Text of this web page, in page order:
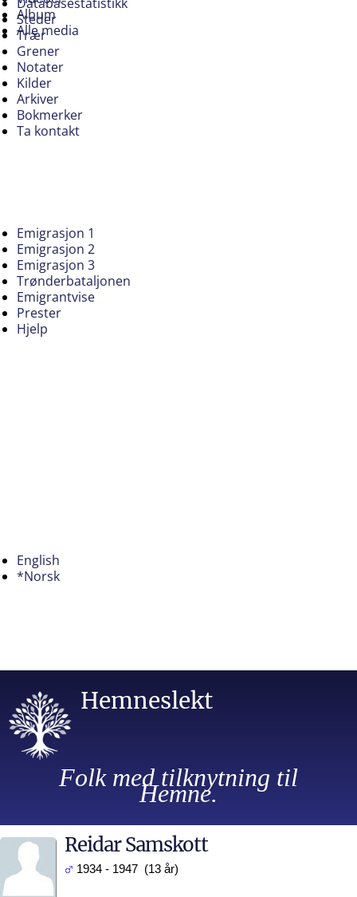
Album
Alle media
Steder
Trær
Grener
Notater
Kilder
Arkiver
Bokmerker
Ta kontakt
Emigrasjon 1
Emigrasjon 2
Emigrasjon 3
Trønderbataljonen
Emigrantvise
Prester
Hjelp
English
*Norsk
Hemneslekt
Folk med tilknytning til
Hemne.
Reidar Samskott
1934 - 1947 (13 år)